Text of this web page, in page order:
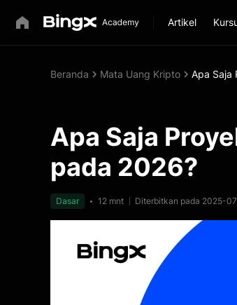
Artikel
Beranda Mata Uang Kripto Apa Saja
Apa Saja
pada 2026?
Dasar 12 mnt Diterbitkan pada 2025-